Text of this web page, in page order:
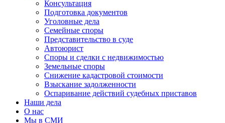
Консультация
Подготовка документов
Уголовные дела
Семейные споры
Представительство в суде
Автоюрист
Споры и сделки с недвижимостью
Земельные споры
Снижение кадастровой стоимости
Взыскание задолженности
Оспаривание действий судебных приставов
Наши дела
О нас
Мы в СМИ